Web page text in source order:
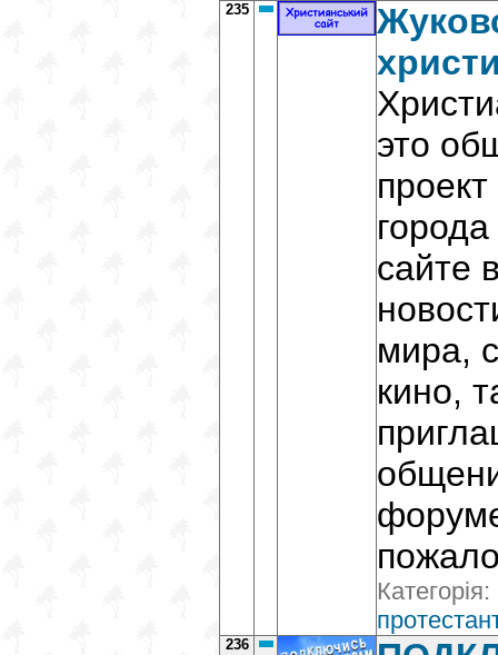
235
это
сайте
мира,
кино,
Категорія:
236